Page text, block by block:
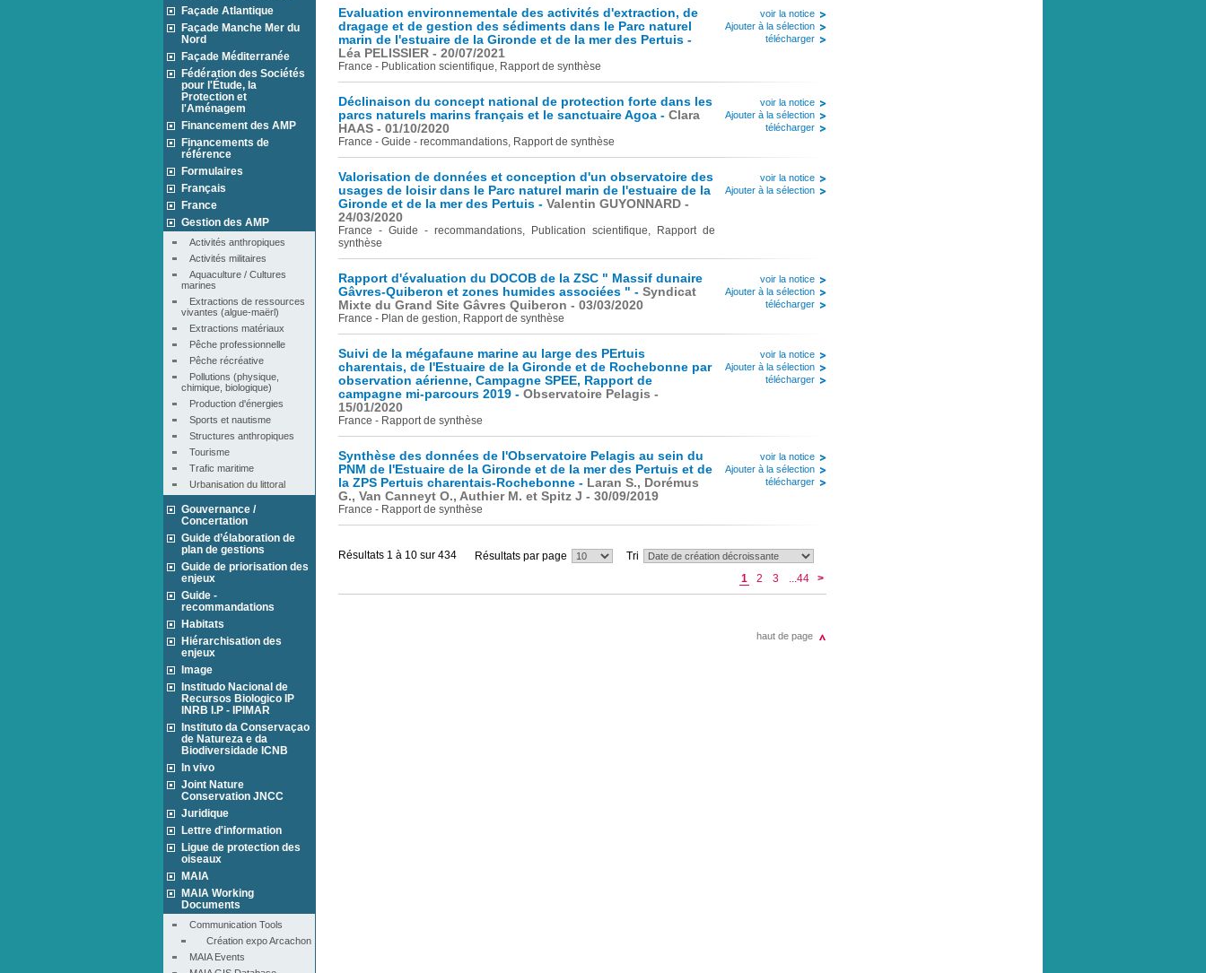
Façade Atlantique
Façade Manche Mer du
Nord
Façade Méditerranée
Fédération des Sociétés
pour l'Étude, la
Protection et
l'Aménagem
Financement des AMP
Financements de
référence
Formulaires
Français
France
Gestion des AMP
Activités anthropiques
Activités militaires
Aquaculture / Cultures
marines
Extractions de ressources
vivantes (algue-maërl)
Extractions matériaux
Pêche professionnelle
Pêche récréative
Pollutions (physique,
chimique, biologique)
Production d'énergies
Sports et nautisme
Structures anthropiques
Tourisme
Trafic maritime
Urbanisation du littoral
Gouvernance /
Concertation
Guide d’élaboration de
plan de gestions
Guide de priorisation des
enjeux
Guide -
recommandations
Habitats
Hiérarchisation des
enjeux
Image
Institudo Nacional de
Recursos Biologico IP
INRB I.P - IPIMAR
Instituto da Conservaçao
de Natureza e da
Biodiversidade ICNB
In vivo
Joint Nature
Conservation JNCC
Juridique
Lettre d'information
Ligue de protection des
oiseaux
MAIA
MAIA Working
Documents
Communication Tools
Création expo Arcachon
MAIA Events
Evaluation environnementale des activités d'extraction, de
dragage et de gestion des sédiments dans le Parc naturel
marin de l'estuaire de la Gironde et de la mer des Pertuis -
Léa PELISSIER - 20/07/2021
France - Publication scientifique, Rapport de synthèse
voir la notice
Ajouter à la sélection
télécharger
Déclinaison du concept national de protection forte dans les
parcs naturels marins français et le sanctuaire Agoa - Clara
HAAS - 01/10/2020
France - Guide - recommandations, Rapport de synthèse
voir la notice
Ajouter à la sélection
télécharger
Valorisation de données et conception d'un observatoire des
usages de loisir dans le Parc naturel marin de l'estuaire de la
Gironde et de la mer des Pertuis - Valentin GUYONNARD -
24/03/2020
France - Guide - recommandations, Publication scientifique, Rapport de
synthèse
voir la notice
Ajouter à la sélection
Rapport d'évaluation du DOCOB de la ZSC " Massif dunaire
Gâvres-Quiberon et zones humides associées " - Syndicat
Mixte du Grand Site Gâvres Quiberon - 03/03/2020
France - Plan de gestion, Rapport de synthèse
voir la notice
Ajouter à la sélection
télécharger
Suivi de la mégafaune marine au large des PErtuis
charentais, de l'Estuaire de la Gironde et de Rochebonne par
observation aérienne, Campagne SPEE, Rapport de
campagne mi-parcours 2019 - Observatoire Pelagis -
15/01/2020
France - Rapport de synthèse
voir la notice
Ajouter à la sélection
télécharger
Synthèse des données de l'Observatoire Pelagis au sein du
PNM de l'Estuaire de la Gironde et de la mer des Pertuis et de
la ZPS Pertuis charentais-Rochebonne - Laran S., Dorémus
G., Van Canneyt O., Authier M. et Spitz J - 30/09/2019
France - Rapport de synthèse
voir la notice
Ajouter à la sélection
télécharger
Résultats 1 à 10 sur 434 Résultats par page
Tri
1
2 3 ...44 >
haut de page